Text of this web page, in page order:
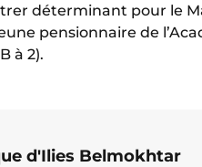
déterminant pour le
pensionnaire de
à 2).
d'Ilies Belmokhtar